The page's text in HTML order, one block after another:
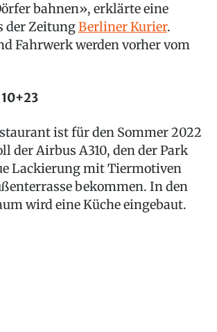
bahnen», erklärte eine
der ZeitungBerliner Kurier.
Fahrwerk werden vorher vom
ist für den Sommer 2022
der Airbus A310, den der Park
Lackierung mit Tiermotiven
bekommen. In den
wird eine Küche eingebaut.